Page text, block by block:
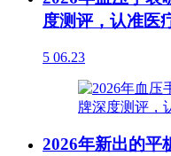
度测评，认准医
5 06.23
2026年新出的平